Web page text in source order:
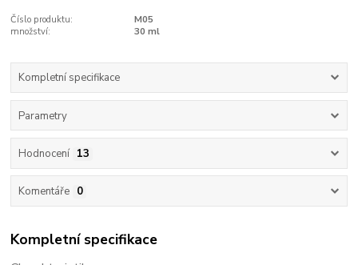
Číslo produktu:
M05
množství:
30 ml
Kompletní specifikace
Parametry
Hodnocení 13
Komentáře 0
Kompletní specifikace